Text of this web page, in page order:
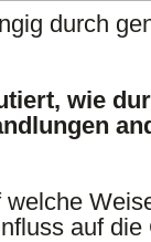
durch
wie
auf die